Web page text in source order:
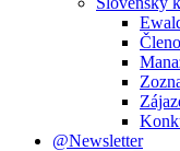
@Newsletter